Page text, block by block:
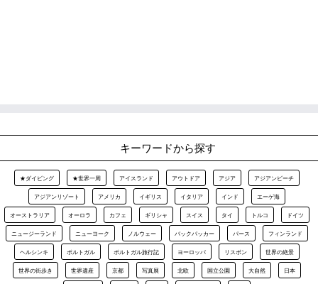
キーワードから探す
★ダイビング ★世界一周 アイスランド アウトドア アジア アジアンビーチ
アジアンリゾート アメリカ イギリス イタリア インド エーゲ海
オーストラリア オーロラ カフェ ギリシャ スイス タイ トルコ ドイツ
ニュージーランド ニューヨーク ノルウェー バックパッカー パース フィンランド
ヘルシンキ ポルトガル ポルトガル旅行記 ヨーロッパ リスボン 世界の絶景
世界の街歩き 世界遺産 京都 写真展 北欧 国立公園 大自然 日本